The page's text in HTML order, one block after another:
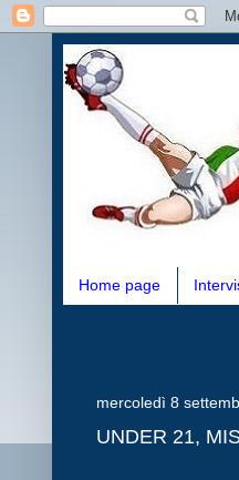
Home page
mercoledì 8
UNDER 21,